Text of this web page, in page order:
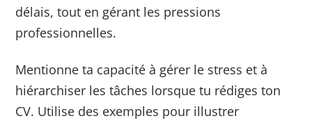
délais, tout en gérant les pressions
professionnelles.
Mentionne ta capacité à gérer le stress et à
hiérarchiser les tâches lorsque tu rédiges ton
CV. Utilise des exemples pour illustrer